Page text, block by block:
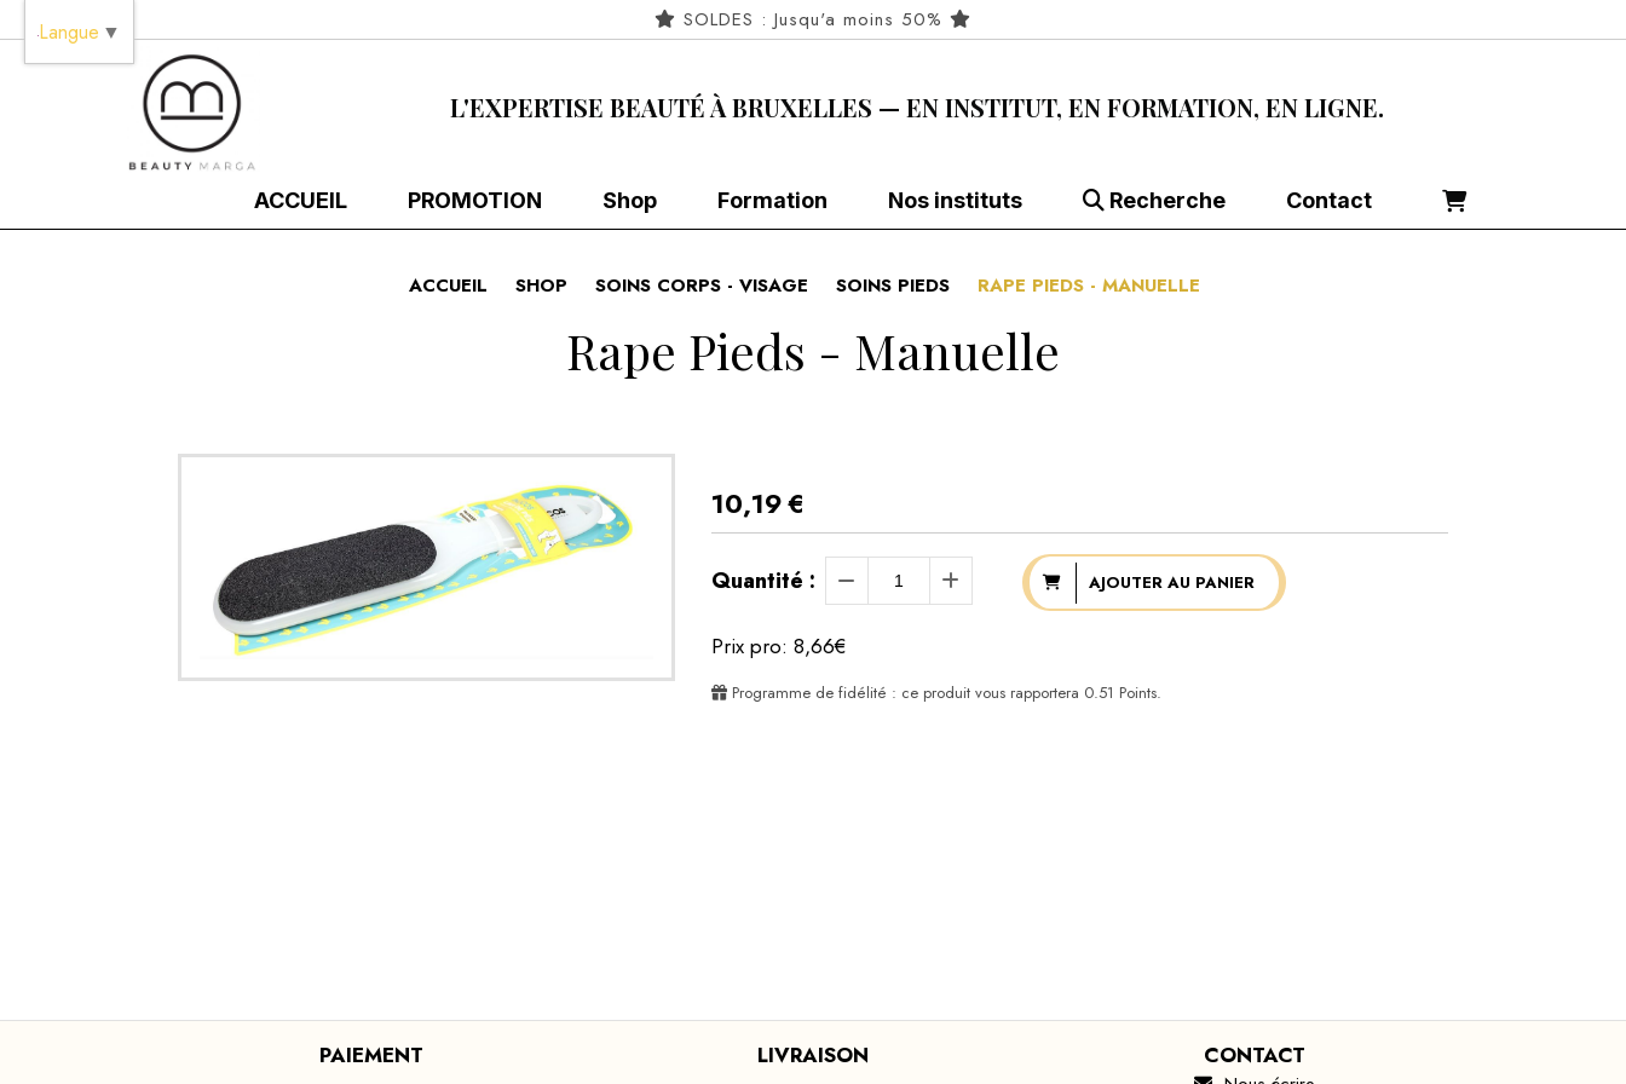
SOLDES : Jusqu'a moins 50%
L'EXPERTISE BEAUTÉ À BRUXELLES — EN INSTITUT, EN FORMATION, EN LIGNE.
ACCUEIL PROMOTION Shop Formation Nos instituts Recherche Contact
ACCUEIL SHOP SOINS CORPS - VISAGE SOINS PIEDS RAPE PIEDS - MANUELLE
Rape Pieds - Manuelle
10,19€
Quantité : AJOUTER AU PANIER
Prix pro: 8,66€
Programme de fidélité : ce produit vous rapportera 0.51 Points.
PAIEMENT LIVRAISON CONTACT
Langue ▼